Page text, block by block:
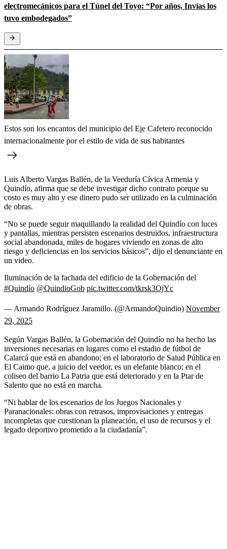
electromecánicos para el Túnel del Toyo: “Por años, Invías los
tuvo embodegados”
Estos son los encantos del municipio del Eje Cafetero reconocido
internacionalmente por el estilo de vida de sus habitantes
Luis Alberto Vargas Ballén, de la Veeduría Cívica Armenia y
Quindío, afirma que se debe investigar dicho contrato porque su
costo es muy alto y ese dinero pudo ser utilizado en la culminación
de obras.
“No se puede seguir maquillando la realidad del Quindío con luces
y pantallas, mientras persisten escenarios destruidos, infraestructura
social abandonada, miles de hogares viviendo en zonas de alto
riesgo y deficiencias en los servicios básicos”, dijo el denunciante en
un video.
Iluminación de la fachada del edificio de la Gobernación del
#Quindío @QuindioGob pic.twitter.com/tkrsk3OjYc
— Armando Rodríguez Jaramillo. (@ArmandoQuindio) November
29, 2025
Según Vargas Ballén, la Gobernación del Quindío no ha hecho las
inversiones necesarias en lugares como el estadio de fútbol de
Calarcá que está en abandono; en el laboratorio de Salud Pública en
El Caimo que, a juicio del veedor, es un elefante blanco; en el
coliseo del barrio La Patria que está deteriorado y en la Ptar de
Salento que no está en marcha.
“Ni hablar de los escenarios de los Juegos Nacionales y
Paranacionales: obras con retrasos, improvisaciones y entregas
incompletas que cuestionan la planeación, el uso de recursos y el
legado deportivo prometido a la ciudadanía”.